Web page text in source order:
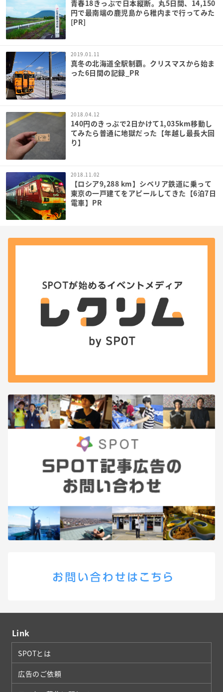
青春18きっぷで日本縦断。丸5日間、14,150
円で最南端の鹿児島から稚内まで行ってみた
[PR]
2019.01.11
真冬の北海道全駅制覇。クリスマスから始ま
った6日間の記録_PR
2018.04.12
140円のきっぷで2日かけて1,035km移動し
てみたら普通に地獄だった【年越し最長大回
り】
2018.11.02
【ロシア9,288 km】シベリア鉄道に乗って
東京の一戸建てをアピールしてきた【6泊7日
電車】PR
Link
SPOTとは
広告のご依頼